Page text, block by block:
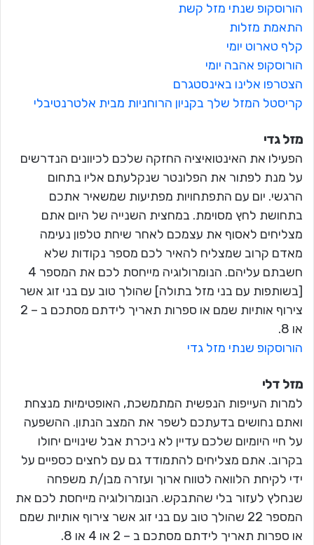
הורוסקופ שנתי מזל קשת
התאמת מזלות
קלף טארוט יומי
הורוסקופ אהבה יומי
הצטרפו אלינו באינסטגרם
קריסטל המזל שלך בקניון הרוחניות מבית אלטרנטיבלי
מזל גדי
הפעילו את האינטואיציה החזקה שלכם לכיוונים הנדרשים
על מנת לפתור את הפלונטר שנקלעתם אליו בתחום
הרגשי. יום עם התפתחויות מפתיעות שמשאיר אתכם
בתחושת לחץ מסוימת. במחצית השנייה של היום אתם
מצליחים לאסוף את עצמכם לאחר שיחת טלפון נעימה
מאדם קרוב שמצליח להאיר לכם מספר נקודות שלא
חשבתם עליהם. הנומרולוגיה מייחסת לכם את המספר 4
[בשותפות עם בני מזל בתולה] שהולך טוב עם בני זוג אשר
צירוף אותיות שמם או ספרות תאריך לידתם מסתכם ב – 2
או 8.
הורוסקופ שנתי מזל גדי
מזל דלי
למרות העייפות הנפשית המתמשכת, האופטימיות מנצחת
ואתם נחושים בדעתכם לשפר את המצב הנתון. ההשפעה
על חיי היומיום שלכם עדיין לא ניכרת אבל שינויים יחולו
בקרוב. אתם מצליחים להתמודד גם עם לחצים כספיים על
ידי לקיחת הלוואה לטווח ארוך ועזרה מבן/ת משפחה
שנחלץ לעזור בלי שהתבקש. הנומרולוגיה מייחסת לכם את
המספר 22 שהולך טוב עם בני זוג אשר צירוף אותיות שמם
או ספרות תאריך לידתם מסתכם ב – 2 או 4 או 8.